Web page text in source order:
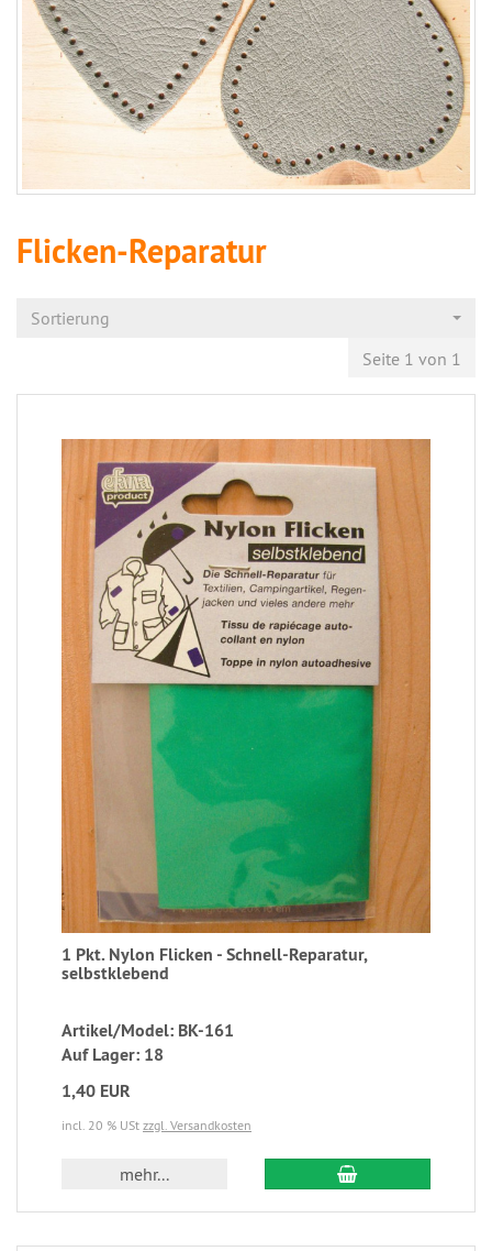
Flicken-Reparatur
Sortierung
Seite 1 von 1
1 Pkt. Nylon Flicken - Schnell-Reparatur,
selbstklebend
Artikel/Model: BK-161
Auf Lager: 18
1,40 EUR
incl. 20 % USt zzgl. Versandkosten
mehr...